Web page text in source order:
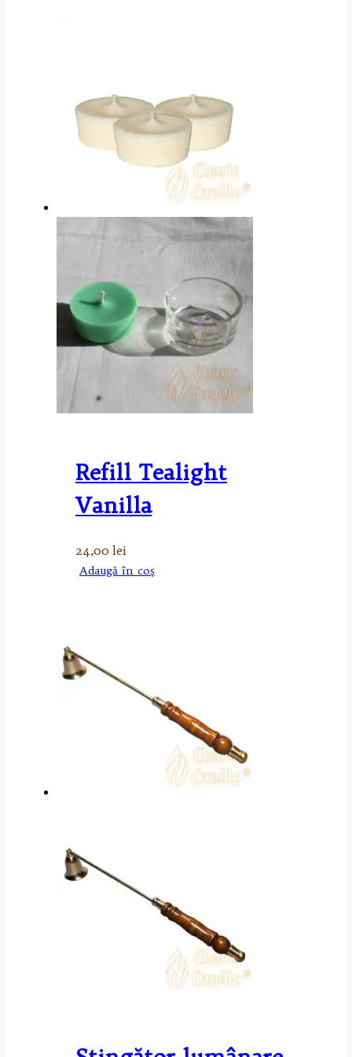
Refill Tealight
Vanilla
24,00 lei
Adaugă în coș